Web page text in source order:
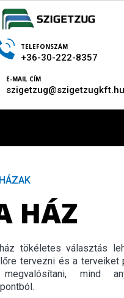
TELEFONSZÁM
+36-30-222-8357
E-MAIL CÍM
szigetzug@szigetzugkft.hu
HÁZ
tökéletes választás
tervezni és a terveiket
megvalósítani, mind